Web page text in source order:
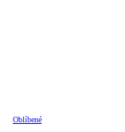
Oblíbené